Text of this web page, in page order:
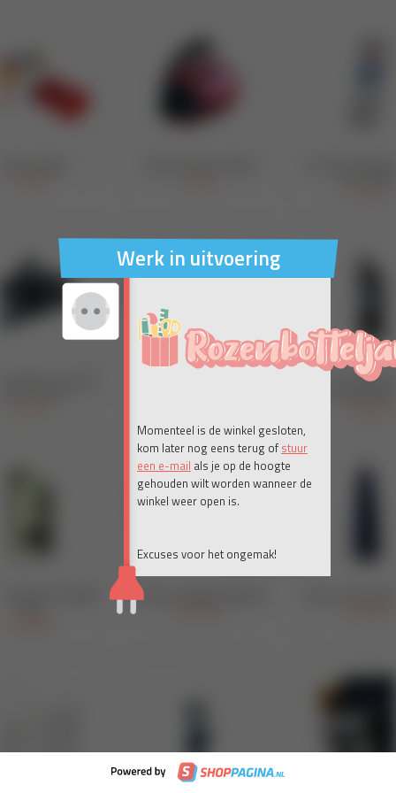
Werk in uitvoering
Momenteel is de winkel gesloten,
kom later nog eens terug of stuur
een e-mail als je op de hoogte
gehouden wilt worden wanneer de
winkel weer open is.
Excuses voor het ongemak!